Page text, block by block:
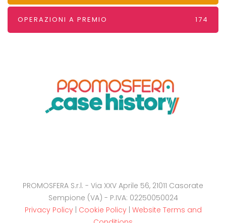
OPERAZIONI A PREMIO 174
PROMOSFERA S.r.l. - Via XXV Aprile 56, 21011 Casorate
Sempione (VA) - P.IVA: 02250050024
Privacy Policy| Cookie Policy| Website Terms and